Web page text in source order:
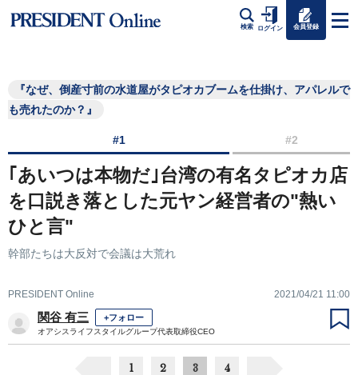
検索 ログイン 会員登録
『なぜ、倒産寸前の水道屋がタピオカブームを仕掛け、アパレルで
も売れたのか？』
#1 #2
｢あいつは本物だ｣台湾の有名タピオカ店
を口説き落とした元ヤン経営者の"熱い
ひと言"
幹部たちは大反対で会議は大荒れ
PRESIDENT Online 2021/04/21 11:00
関谷 有三 +フォロー
オアシスライフスタイルグループ代表取締役CEO
1 2 3 4